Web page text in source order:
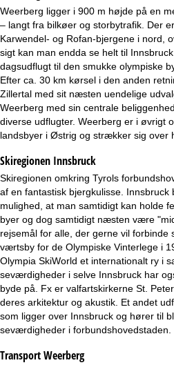
s
d
e
Weerberg ligger i 900 m højde på en
– langt fra bilkøer og storbytrafik. Der
Karwendel- og Rofan-bjergene i nord,
sigt kan man endda se helt til
dagsudflugt til den smukke olympiske
Efter ca. 30 km kørsel i den anden
Zillertal med sit næsten uendelige
Weerberg med sin centrale
diverse udflugter. Weerberg er i øvrigt
landsbyer i Østrig og strækker sig over
Skiregionen Innsbruck
Skiregionen omkring Tyrols
af en fantastisk bjergkulisse.
mulighed, at man samtidigt kan holde
byer og dog samtidigt næsten være
rejsemål for alle, der gerne vil forbinde
værtsby for de Olympiske Vinterlege i
Olympia SkiWorld et internationalt ry i
seværdigheder i selve Innsbruck har
byde på. Fx er valfartskirkerne St.
deres arkitektur og akustik. Et andet
som ligger over Innsbruck og hører til
seværdigheder i forbundshovedstaden.
Transport Weerberg